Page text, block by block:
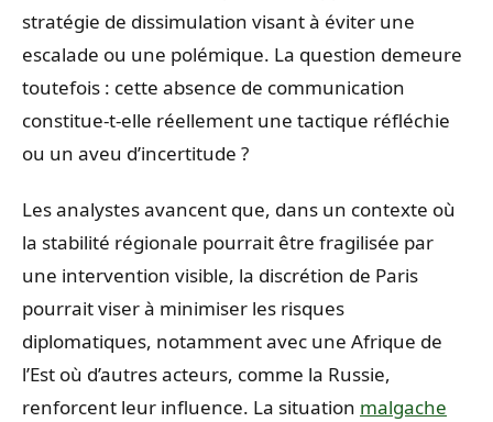
stratégie de dissimulation visant à éviter une
escalade ou une polémique. La question demeure
toutefois : cette absence de communication
constitue-t-elle réellement une tactique réfléchie
ou un aveu d’incertitude ?
Les analystes avancent que, dans un contexte où
la stabilité régionale pourrait être fragilisée par
une intervention visible, la discrétion de Paris
pourrait viser à minimiser les risques
diplomatiques, notamment avec une Afrique de
l’Est où d’autres acteurs, comme la Russie,
renforcent leur influence. La situation malgache